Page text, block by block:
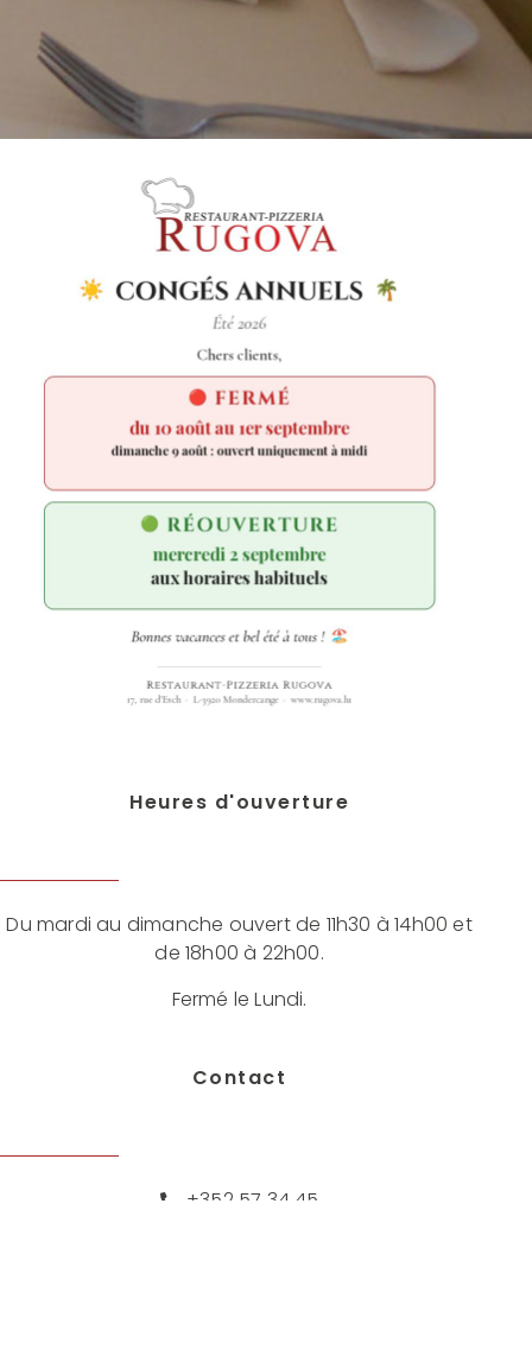
Heures d'ouverture
Du mardi au dimanche ouvert de 11h30 à 14h00 et
de 18h00 à 22h00.
Fermé le Lundi.
Contact
+352 57 34 45